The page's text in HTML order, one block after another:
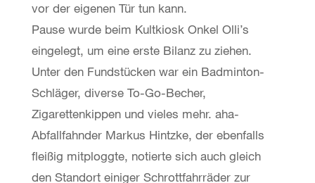
vor der eigenen Tür tun kann.
Pause wurde beim Kultkiosk Onkel Olli’s
eingelegt, um eine erste Bilanz zu ziehen.
Unter den Fundstücken war ein Badminton-
Schläger, diverse To-Go-Becher,
Zigarettenkippen und vieles mehr. aha-
Abfallfahnder Markus Hintzke, der ebenfalls
fleißig mitploggte, notierte sich auch gleich
den Standort einiger Schrottfahrräder zur